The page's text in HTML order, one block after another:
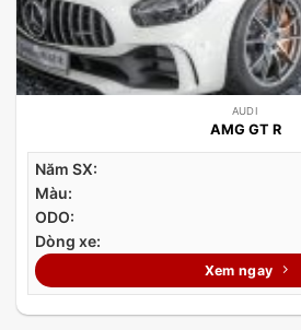
AUDI
AMG GT R
Năm SX:
Màu:
ODO:
Dòng xe:
Xem ngay